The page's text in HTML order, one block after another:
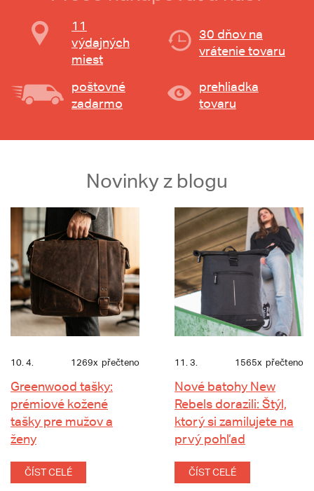
11
výdajných
miest
30 dňov na
vrátenie tovaru
poštovné
zadarmo
prehliadka
tovaru
Novinky z blogu
10. 4. 1269x přečteno
Greenwood tašky:
prémiové kožené
tašky pre mužov a
ženy
ČÍST CELÉ
11. 3. 1565x přečteno
Nové batohy New
Rebels dorazili: Štýl,
ktorý si zamilujete na
prvý pohľad
ČÍST CELÉ